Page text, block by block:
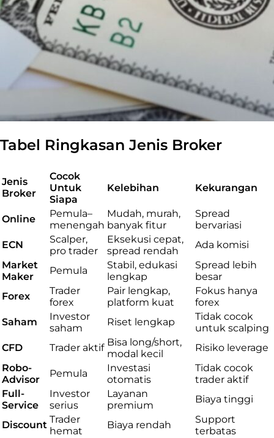
Tabel Ringkasan Jenis Broker
Jenis
Broker
Cocok
Untuk
Siapa
Kelebihan Kekurangan
Online
Pemula–
menengah
Mudah, murah,
banyak fitur
Spread
bervariasi
ECN
Scalper,
pro trader
Eksekusi cepat,
spread rendah
Ada komisi
Market
Maker
Pemula
Stabil, edukasi
lengkap
Spread lebih
besar
Forex
Trader
forex
Pair lengkap,
platform kuat
Fokus hanya
forex
Saham
Investor
saham
Riset lengkap
Tidak cocok
untuk scalping
CFD
Trader aktif Bisa long/short,
modal kecil
Risiko leverage
Robo-
Advisor
Pemula
Investasi
otomatis
Tidak cocok
trader aktif
Full-
Service
Investor
serius
Layanan
premium
Biaya tinggi
Discount Trader
hemat
Biaya rendah
Support
terbatas